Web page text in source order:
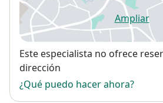
Ampliar
se
Disponibilidad
Este especialista no ofrece
dirección
¿Qué puedo hacer ahora?